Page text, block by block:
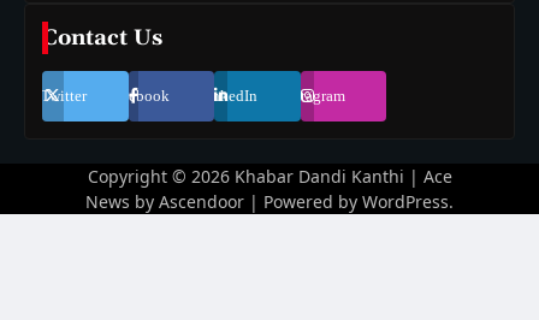
Contact Us
Twitter Facebook LinkedIn Instagram
Copyright © 2026 Khabar Dandi Kanthi | Ace
News by Ascendoor | Powered by WordPress.